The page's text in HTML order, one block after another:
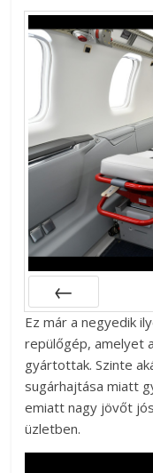
Előző
Ez már a negyedik
repülőgép, amelyet
gyártottak. Szinte
sugárhajtása miatt
emiatt nagy jövőt
üzletben.